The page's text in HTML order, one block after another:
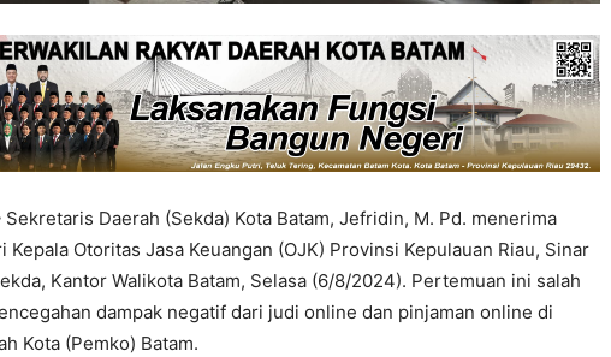
Sekretaris Daerah (Sekda) Kota Batam, Jefridin, M. Pd. menerima
Otoritas Jasa Keuangan (OJK) Provinsi Kepulauan Riau, Sinar
Kantor Walikota Batam, Selasa (6/8/2024). Pertemuan ini salah
dampak negatif dari judi online dan pinjaman online di
Kota (Pemko) Batam.